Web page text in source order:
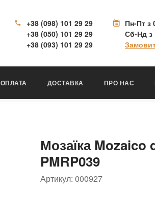
+38 (098) 101 29 29
+38 (050) 101 29 29
+38 (093) 101 29 29
Пн-Пт з
Сб-Нд з
ОПЛАТА ДОСТАВКА ПРО НАС
Мозаїка Mozaico
PMRP039
Артикул: 000927